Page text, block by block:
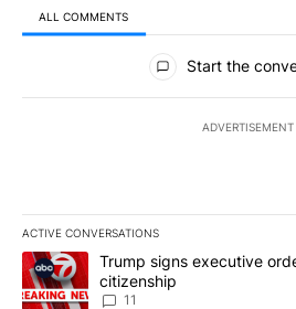
ALL COMMENTS
All Comments
Start the
ADVERTISEMENT
ACTIVE CONVERSATIONS
The following is a list of the most
A trending article titled "Trump
Trump signs executive
citizenship
11